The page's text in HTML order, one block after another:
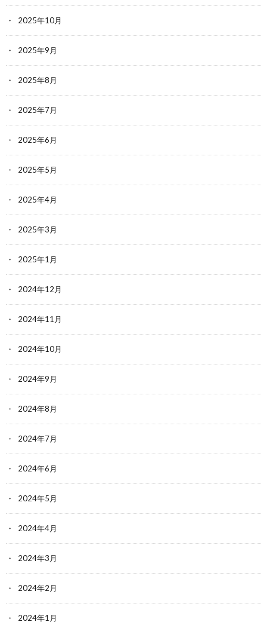
2025年10月
2025年9月
2025年8月
2025年7月
2025年6月
2025年5月
2025年4月
2025年3月
2025年1月
2024年12月
2024年11月
2024年10月
2024年9月
2024年8月
2024年7月
2024年6月
2024年5月
2024年4月
2024年3月
2024年2月
2024年1月